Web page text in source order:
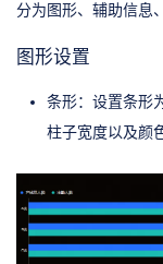
分为图形、辅助信息
图形设置
条形：设置条形
柱子宽度以及颜